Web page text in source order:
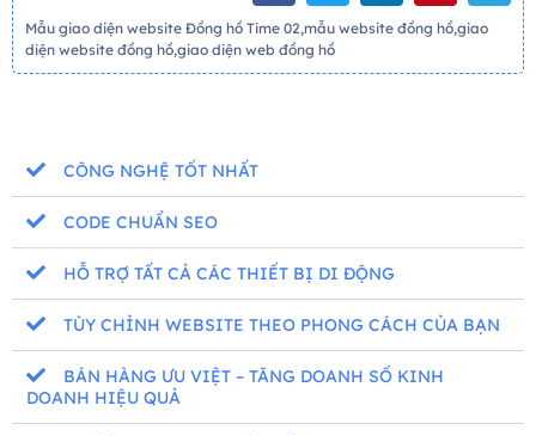
Mẫu giao diện website Đồng hồ Time 02,mẫu website đồng hồ,giao
diện website đồng hồ,giao diện web đồng hồ
CÔNG NGHỆ TỐT NHẤT
CODE CHUẨN SEO
HỖ TRỢ TẤT CẢ CÁC THIẾT BỊ DI ĐỘNG
TÙY CHỈNH WEBSITE THEO PHONG CÁCH CỦA BẠN
BÁN HÀNG ƯU VIỆT – TĂNG DOANH SỐ KINH
DOANH HIỆU QUẢ